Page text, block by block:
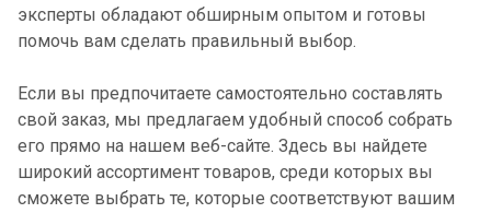
эксперты обладают обширным опытом и готовы
помочь вам сделать правильный выбор.
Если вы предпочитаете самостоятельно составлять
свой заказ, мы предлагаем удобный способ собрать
его прямо на нашем веб-сайте. Здесь вы найдете
широкий ассортимент товаров, среди которых вы
сможете выбрать те, которые соответствуют вашим